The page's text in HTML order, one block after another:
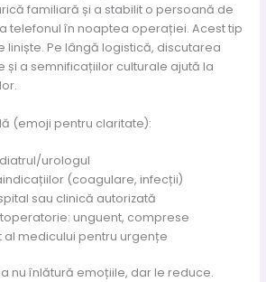
familiară și a stabilit o persoană de
telefonul în noaptea operației. Acest tip
liniște. Pe lângă logistică, discutarea
și a semnificațiilor culturale ajută la
(emoji pentru claritate):
urologul
(coagulare, infecții)
sau clinică autorizată
unguent, comprese
al medicului pentru urgențe
nu înlătură emoțiile, dar le reduce.